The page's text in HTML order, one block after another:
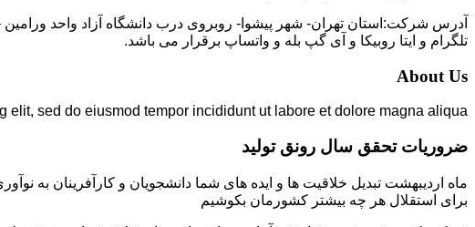
تلگرام و ایتا روبیکا و آی گپ بله و واتساپ برقرار می باشد.
About Us
elit, sed do eiusmod tempor incididunt ut labore et dolore magna aliqua.
ضروریات تحقق سال رونق تولید
ماه اردیبهشت تبدیل خلاقیت ها و ایده های شما دانشجویان و کارآفرینان به
برای استقلال هر چه بیشتر کشورمان بکوشیم